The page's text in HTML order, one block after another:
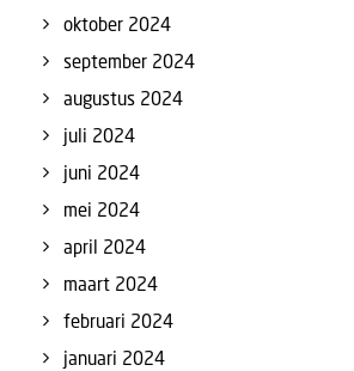
oktober 2024
september 2024
augustus 2024
juli 2024
juni 2024
mei 2024
april 2024
maart 2024
februari 2024
januari 2024